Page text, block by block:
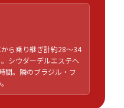
ら乗り継ぎ計約28〜34
シウダーデルエステへ
間。隣のブラジル・フ